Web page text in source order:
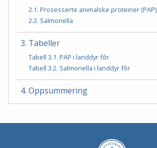
2.1. Prosesserte animalske proteiner (PAP)
2.2. Salmonella
3. Tabeller
Tabell 3.1. PAP i landdyr fôr
Tabell 3.2. Salmonella i landdyr fôr
4. Oppsummering